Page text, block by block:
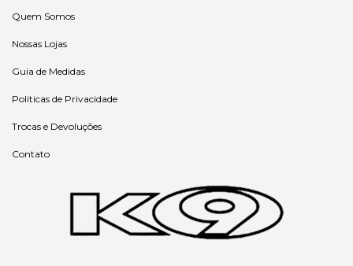
Quem Somos
Nossas Lojas
Guia de Medidas
Politicas de Privacidade
Trocas e Devoluções
Contato